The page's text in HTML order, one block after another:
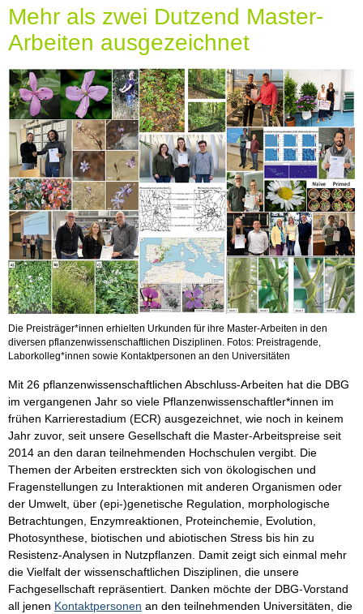
Mehr als zwei Dutzend Master-
Arbeiten ausgezeichnet
Die Preisträger*innen erhielten Urkunden für ihre Master-Arbeiten in den
diversen pflanzenwissenschaftlichen Disziplinen. Fotos: Preistragende,
Laborkolleg*innen sowie Kontaktpersonen an den Universitäten
Mit 26 pflanzenwissenschaftlichen Abschluss-Arbeiten hat die DBG
im vergangenen Jahr so viele Pflanzenwissenschaftler*innen im
frühen Karrierestadium (ECR) ausgezeichnet, wie noch in keinem
Jahr zuvor, seit unsere Gesellschaft die Master-Arbeitspreise seit
2014 an den daran teilnehmenden Hochschulen vergibt. Die
Themen der Arbeiten erstreckten sich von ökologischen und
Fragenstellungen zu Interaktionen mit anderen Organismen oder
der Umwelt, über (epi-)genetische Regulation, morphologische
Betrachtungen, Enzymreaktionen, Proteinchemie, Evolution,
Photosynthese, biotischen und abiotischen Stress bis hin zu
Resistenz-Analysen in Nutzpflanzen. Damit zeigt sich einmal mehr
die Vielfalt der wissenschaftlichen Disziplinen, die unsere
Fachgesellschaft repräsentiert. Danken möchte der DBG-Vorstand
all jenen Kontaktpersonen an den teilnehmenden Universitäten, die